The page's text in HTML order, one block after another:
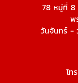
78 หมู่ที่ 8
พ
วันจันทร์ -
โท